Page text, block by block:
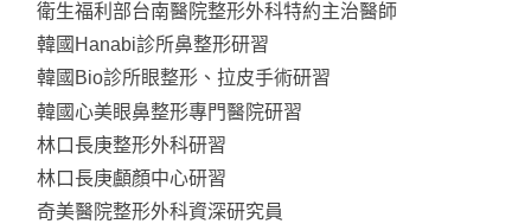
衛生福利部台南醫院整形外科特約主治醫師
韓國Hanabi診所鼻整形研習
韓國Bio診所眼整形、拉皮手術研習
韓國心美眼鼻整形專門醫院研習
林口長庚整形外科研習
林口長庚顱顏中心研習
奇美醫院整形外科資深研究員